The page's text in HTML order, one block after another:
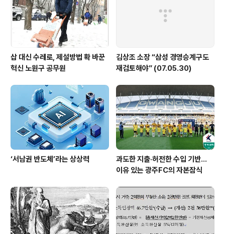
삽 대신 수레로, 제설방법 확 바꾼
혁신 노원구 공무원
김상조 소장 “삼성 경영승계구도
재검토해야” (07.05.30)
‘서남권 반도체’라는 상상력
과도한 지출·허전한 수입 기반…
이유 있는 광주FC의 자본잠식